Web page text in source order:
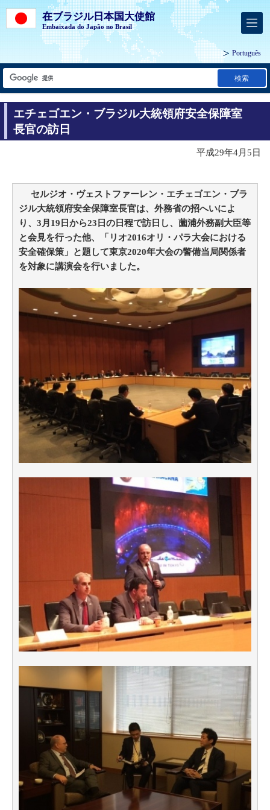
在ブラジル日本国大使館
Embaixada do Japão no Brasil
Português
検索
エチェゴエン・ブラジル大統領府安全保障室
長官の訪日
平成29年4月5日
セルジオ・ヴェストファーレン・エチェゴエン・ブラ
ジル大統領府安全保障室長官は、外務省の招へいによ
り、3月19日から23日の日程で訪日し、薗浦外務副大臣等
と会見を行った他、「リオ2016オリ・パラ大会における
安全確保策」と題して東京2020年大会の警備当局関係者
を対象に講演会を行いました。